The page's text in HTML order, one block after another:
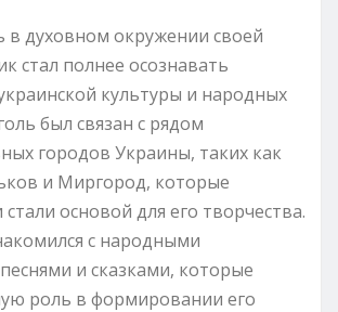
в духовном окружении своей
стал полнее осознавать
культуры и народных
был связан с рядом
городов Украины, таких как
и Миргород, которые
основой для его творчества.
с народными
и сказками, которые
роль в формировании его